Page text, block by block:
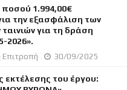
ποσού 1.994,00€
την εξασφάλιση των
για τη δράση
2026».
30/09/2025
του έργου: